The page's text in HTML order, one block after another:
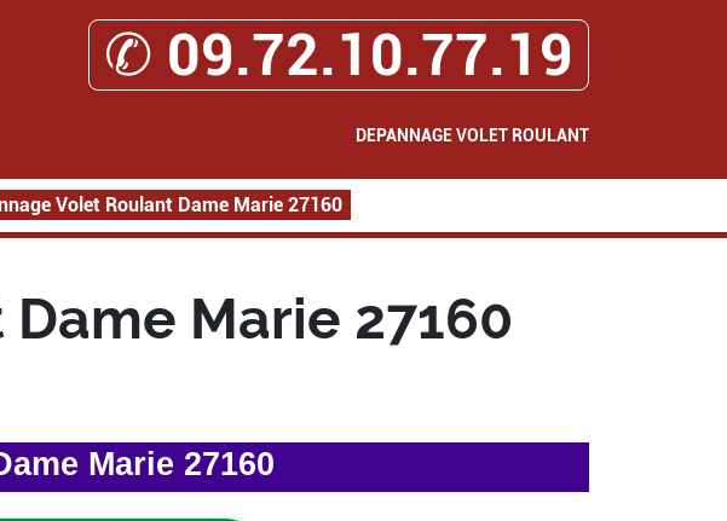
✆ 09.72.10.77.19
DEPANNAGE VOLET ROULANT
Volet Roulant Dame Marie 27160
Marie 27160
Marie 27160